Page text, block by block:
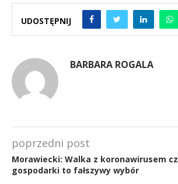
UDOSTĘPNIJ
BARBARA ROGALA
poprzedni post
Morawiecki: Walka z koronawirusem
gospodarki to fałszywy wybór